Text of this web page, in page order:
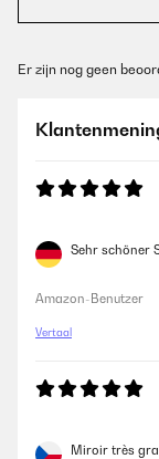
Er zijn nog geen
Sehr schöner
Amazon-Benutzer
Vertaal
Miroir très